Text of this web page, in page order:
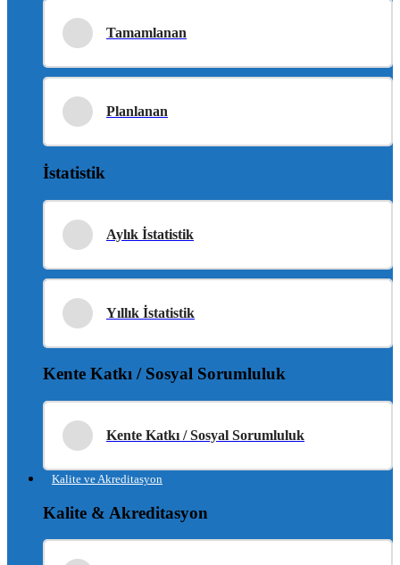
Tamamlanan
Planlanan
İstatistik
Aylık İstatistik
Yıllık İstatistik
Kente Katkı / Sosyal Sorumluluk
Kente Katkı / Sosyal Sorumluluk
Kalite ve Akreditasyon
Kalite & Akreditasyon